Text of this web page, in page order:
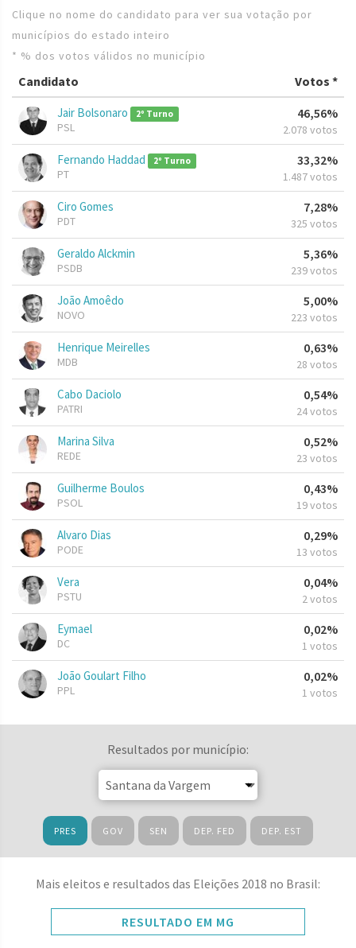
Clique no nome do candidato para ver sua votação por
municípios do estado inteiro
* % dos votos válidos no município
Candidato Votos *
Jair Bolsonaro 2º Turno
PSL
46,56%
2.078 votos
Fernando Haddad 2º Turno
PT
33,32%
1.487 votos
Ciro Gomes
PDT
7,28%
325 votos
Geraldo Alckmin
PSDB
5,36%
239 votos
João Amoêdo
NOVO
5,00%
223 votos
Henrique Meirelles
MDB
0,63%
28 votos
Cabo Daciolo
PATRI
0,54%
24 votos
Marina Silva
REDE
0,52%
23 votos
Guilherme Boulos
PSOL
0,43%
19 votos
Alvaro Dias
PODE
0,29%
13 votos
Vera
PSTU
0,04%
2 votos
Eymael
DC
0,02%
1 votos
João Goulart Filho
PPL
0,02%
1 votos
Resultados por município:
PRES GOV SEN DEP. FED DEP. EST
Mais eleitos e resultados das Eleições 2018 no Brasil:
RESULTADO EM MG